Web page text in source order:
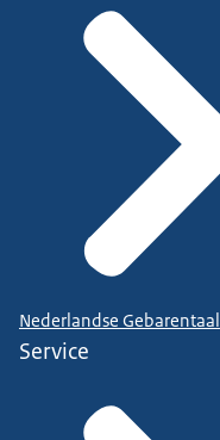
Nederlandse Gebarentaal
Service